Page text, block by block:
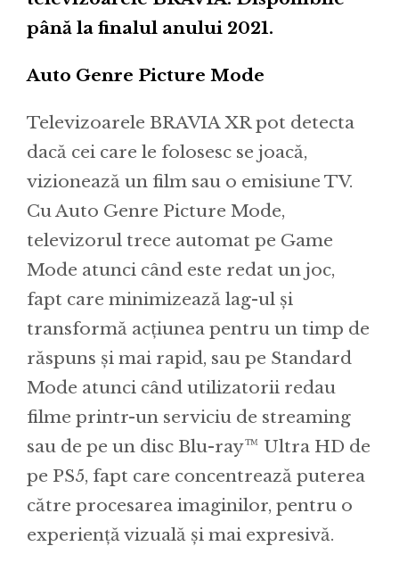
până la finalul anului 2021.
Auto Genre Picture Mode
Televizoarele BRAVIA XR pot detecta
dacă cei care le folosesc se joacă,
vizionează un film sau o emisiune TV.
Cu Auto Genre Picture Mode,
televizorul trece automat pe Game
Mode atunci când este redat un joc,
fapt care minimizează lag-ul și
transformă acțiunea pentru un timp de
răspuns și mai rapid, sau pe Standard
Mode atunci când utilizatorii redau
filme printr-un serviciu de streaming
sau de pe un disc Blu-ray™ Ultra HD de
pe PS5, fapt care concentrează puterea
către procesarea imaginilor, pentru o
experiență vizuală și mai expresivă.